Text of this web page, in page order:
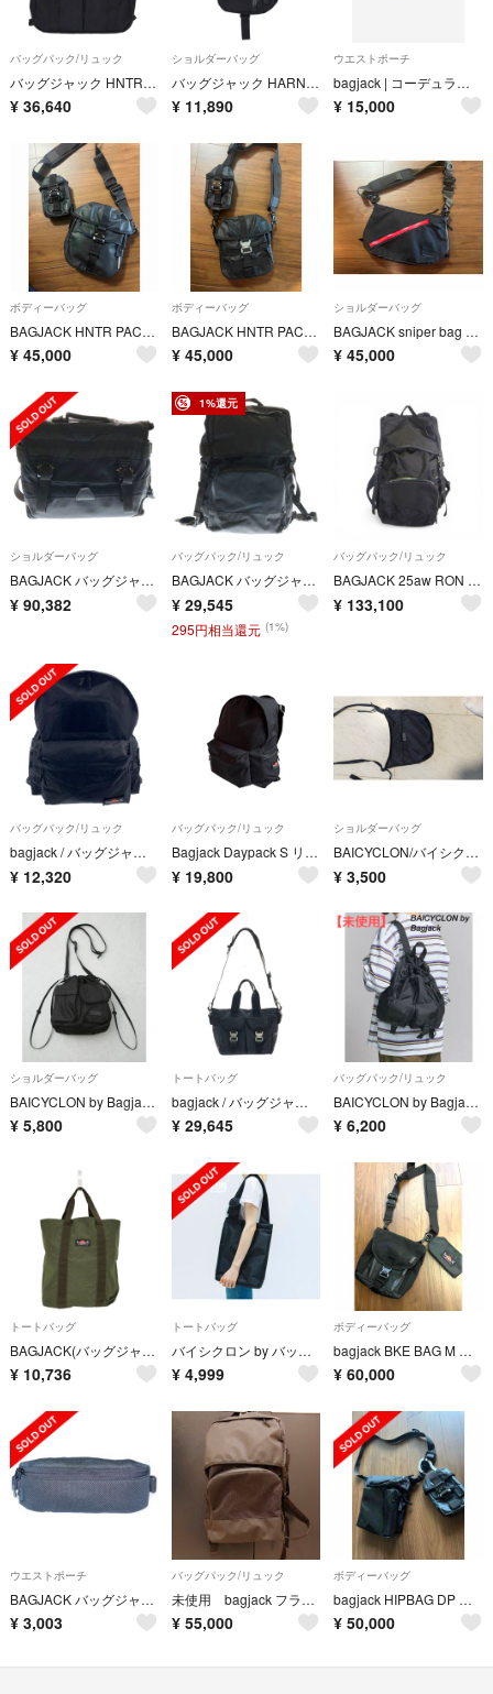
バッグパック/リュック
バッグジャック HNTR RS Blow Up コブラバックルナイロンバックパック メンズ
¥ 36,640
ショルダーバッグ
バッグジャック HARNESS R ナイロンショルダーバッグ メンズ
¥ 11,890
ウエストポーチ
bagjack | コーデュラナイロン コブラバックルヒップバッグ
¥ 15,000
ボディーバッグ
BAGJACK HNTR PACK ＋ POUCH セット URBS別注
¥ 45,000
ボディーバッグ
BAGJACK HNTR PACK + POUCH セット lieu別注
¥ 45,000
ショルダーバッグ
BAGJACK sniper bag danjil別注 バッグジャック
¥ 45,000
ショルダーバッグ
BAGJACK バッグジャック NXL MESSENGER TECH LINE テックライン コブラバックル メッセンジャーバッグ ブラック BAG0000001016 C01
¥ 90,382
1%還元
バッグパック/リュック
BAGJACK バッグジャック NXL RUCKSACK LIMONTA NYLON リモンタ バックル付き ナイロンリュックサック バックパック ブラック
¥ 29,545
295円相当還元 (1%)
バッグパック/リュック
BAGJACK 25aw RON HERMAN別注 BACKPACK BLACK
¥ 133,100
バッグパック/リュック
bagjack / バッグジャック | Daypack / ロゴ バックパック リュック | ブラック | メンズ
¥ 12,320
バッグパック/リュック
Bagjack Daypack S リュックサック
¥ 19,800
ショルダーバッグ
BAICYCLON/バイシクロン ミニショルダーバッグ
¥ 3,500
ショルダーバッグ
BAICYCLON by Bagjack ナノユニバース 別注
¥ 5,800
トートバッグ
bagjack / バッグジャック | GOLF コブラ ナイロン トートバッグ | ブラック | メンズ
¥ 29,645
バッグパック/リュック
BAICYCLON by Bagjack」 2WAYバッグ FREE ブラック
¥ 6,200
トートバッグ
BAGJACK(バッグジャック) トートバッグ メンズ バッグ トート
¥ 10,736
トートバッグ
バイシクロン by バッグジャック ワンショルダーバッグ
¥ 4,999
ボディーバッグ
bagjack BKE BAG M オマケ付き！
¥ 60,000
ウエストポーチ
BAGJACK バッグジャック メッシュ ボディバッグ ウエストバッグ ショルダーバッグ ブラック
¥ 3,003
バッグパック/リュック
未使用 bagjack フラップバックパック
¥ 55,000
ボディーバッグ
bagjack HIPBAG DP オマケ付き ストーンアイランド好きに！
¥ 50,000